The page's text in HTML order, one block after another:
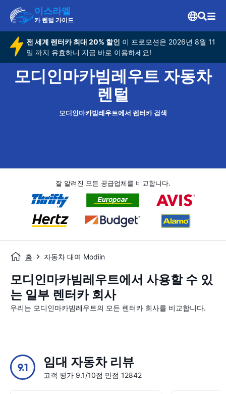
이스라엘
카 렌털 가이드
전 세계 렌터카 최대 20% 할인 이 프로모션은 2026년 8월 11
일 까지 유효하니 지금 바로 이용하세요!
모디인마카빔레우트 자동차
렌털
모디인마카빔레우트에서 렌터카 검색
잘 알려진 모든 공급업체를 비교합니다.
홈 자동차 대여 Modiin
모디인마카빔레우트에서 사용할 수 있
는 일부 렌터카 회사
우리는 모디인마카빔레우트의 모든 렌터카 회사를 비교합니다.
9.1 임대 자동차 리뷰
고객 평가 9.1/10점 만점 12842